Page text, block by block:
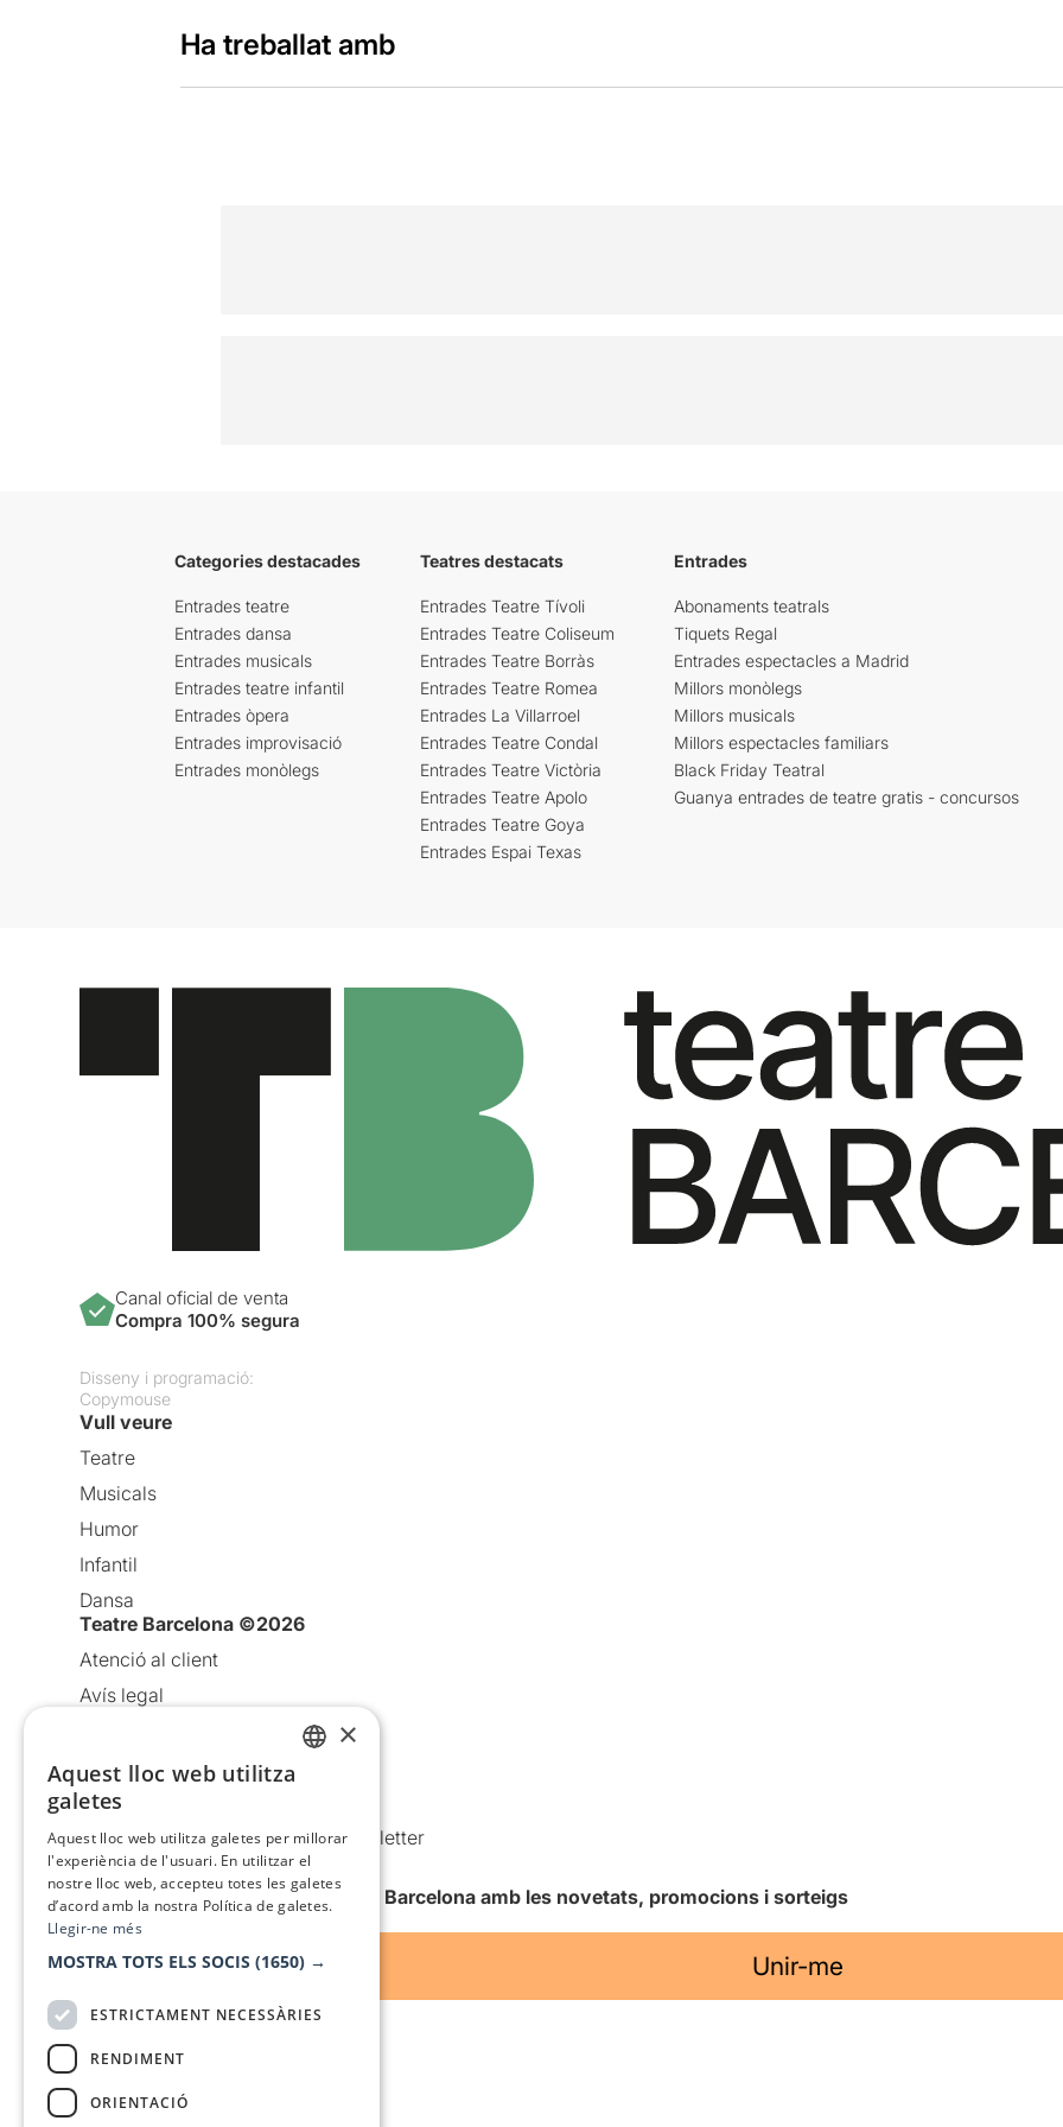
Ha treballat amb
Categories destacades
Entrades teatre
Entrades dansa
Entrades musicals
Entrades teatre infantil
Entrades òpera
Entrades improvisació
Entrades monòlegs
Teatres destacats
Entrades Teatre Tívoli
Entrades Teatre Coliseum
Entrades Teatre Borràs
Entrades Teatre Romea
Entrades La Villarroel
Entrades Teatre Condal
Entrades Teatre Victòria
Entrades Teatre Apolo
Entrades Teatre Goya
Entrades Espai Texas
Entrades
Abonaments teatrals
Tiquets Regal
Entrades espectacles a Madrid
Millors monòlegs
Millors musicals
Millors espectacles familiars
Black Friday Teatral
Guanya entrades de teatre gratis - concursos
Canal oficial de venta
Compra 100% segura
Disseny i programació:
Copymouse
Vull veure
Teatre
Musicals
Humor
Infantil
Dansa
Teatre Barcelona ©2026
Atenció al client
Avís legal
Política de cookies
Condicions d’ús
Comunicacions comercials i Newsletter
Anuncia’t
Vull rebre la newsletter de Teatre Barcelona amb les novetats, promocions i sorteigs
Unir-me
Amb el suport de
×
Aquest lloc web utilitza
galetes
Aquest lloc web utilitza galetes per millorar
l'experiència de l'usuari. En utilitzar el
nostre lloc web, accepteu totes les galetes
d’acord amb la nostra Política de galetes.
Llegir-ne més
MOSTRA TOTS ELS SOCIS (1650) →
ESTRICTAMENT NECESSÀRIES
RENDIMENT
ORIENTACIÓ